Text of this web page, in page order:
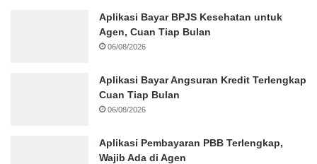
Aplikasi Bayar BPJS Kesehatan untuk
Agen, Cuan Tiap Bulan
06/08/2026
Aplikasi Bayar Angsuran Kredit Terlengkap
Cuan Tiap Bulan
06/08/2026
Aplikasi Pembayaran PBB Terlengkap,
Wajib Ada di Agen